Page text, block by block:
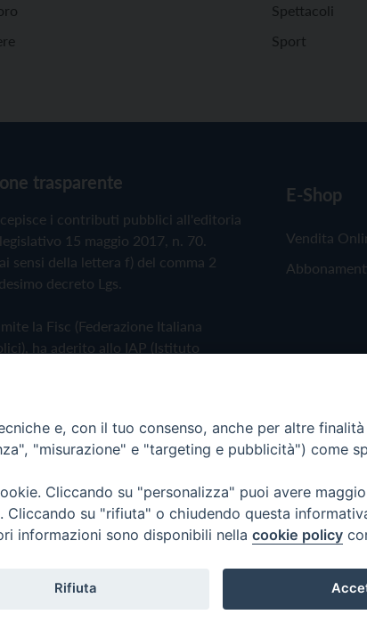
Spettacoli
Sport
trasparente
i contributi pubblici all'editoria
15 maggio 2017, n. 70.
sensi della lettera f) del comma 2
decreto Lgs.
la Fisc (Federazione Italiana
ha aderito allo IAP (Istituto
Cookie Policy
E-Shop
Vendita
e, con il tuo consenso, anche per altre
"misurazione" e "targeting e pubblicità") come
Cliccando su "personalizza" puoi avere
su "rifiuta" o chiudendo questa
informazioni sono disponibili nella cookie policy
Rifiuta